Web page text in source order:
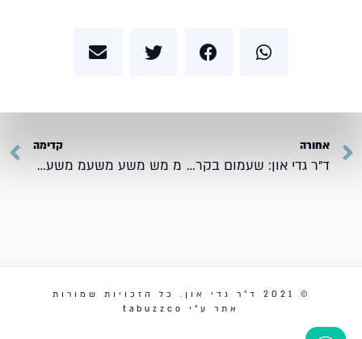
אחורה
ד"ר גדי און: שעמום בקרב מתבגרים. ראיון העולם הבוקר
קדימה
מ מש משע משעמ משעמם
© 2021 ד״ר גדי און. כל הזכויות שמורות
אתר ע״י
tabuzzco